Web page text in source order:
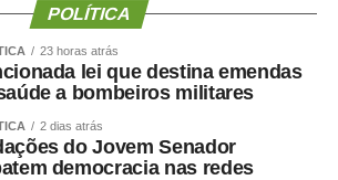
Juca reforçou a importância da
público por meio de concursos
para todos os candidatos.
POLÍTICA
23 horas atrás
lei que destina emendas
a bombeiros militares
2 dias atrás
do Jovem Senador
democracia nas redes